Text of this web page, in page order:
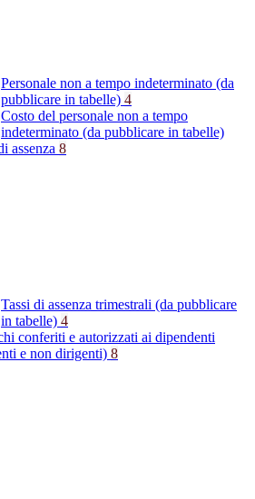
Personale non a tempo indeterminato (da
pubblicare in tabelle) 4
Costo del personale non a tempo
indeterminato (da pubblicare in tabelle)
assenza 8
Tassi di assenza trimestrali (da pubblicare
in tabelle) 4
conferiti e autorizzati ai dipendenti
e non dirigenti) 8